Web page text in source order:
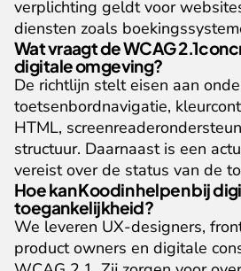
verplichting geldt voor
diensten zoals
Wat vraagt de WCAG
digitale omgeving?
De richtlijn stelt eisen aan
toetsenbordnavigatie,
HTML,
structuur. Daarnaast is een
vereist over de status van de
Hoe kan Koodin helpen bij
toegankelijkheid?
We leveren UX-designers,
product owners en digitale